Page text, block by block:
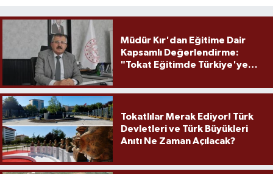
Müdür Kır'dan Eğitime Dair
Kapsamlı Değerlendirme:
"Tokat Eğitimde Türkiye'ye
Tokatlılar Merak Ediyor! Türk
Devletleri ve Türk Büyükleri
Anıtı Ne Zaman Açılacak?